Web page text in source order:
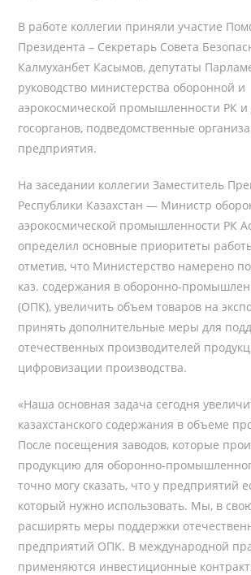
В работе коллегии приняли участие
Президента – Секретарь Совета
Калмуханбет Касымов, депутаты
руководство министерства оборонной и
аэрокосмической промышленности РК и
госорганов, подведомственные
предприятия.
На заседании коллегии Заместитель
Республики Казахстан — Министр
аэрокосмической промышленности РК
определил основные приоритеты
отметив, что Министерство намерено
каз. содержания в оборонно-
(ОПК), увеличить объем товаров на
принять дополнительные меры для
отечественных производителей
цифровизации производства.
«Наша основная задача сегодня
казахстанского содержания в объеме
После посещения заводов, которые
продукцию для оборонно-
точно могу сказать, что у предприятий
который нужно использовать. Мы, в
расширять меры поддержки
предприятий ОПК. В международной
применяются инвестиционные